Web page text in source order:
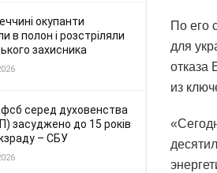
окупанти
в полон і розстріляли
захисника
серед духовенства
засуджено до 15 років
– СБУ
По его
для
отказа
из